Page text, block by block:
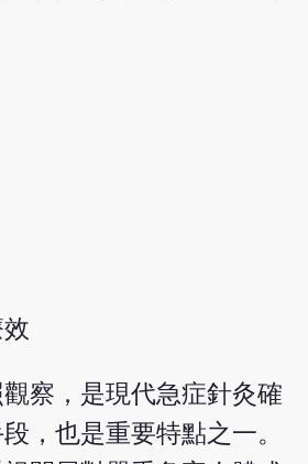
察，是現代急症針灸確
，也是重要特點之一。